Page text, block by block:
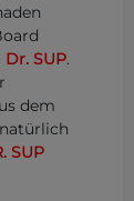
Dr. SUP.
dem
SUP